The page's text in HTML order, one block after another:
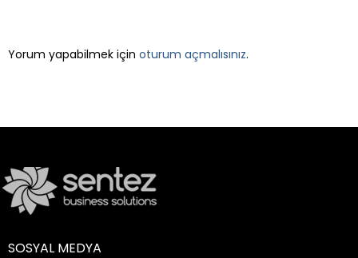
Yorum yapabilmek için oturum açmalısınız.
SOSYAL MEDYA